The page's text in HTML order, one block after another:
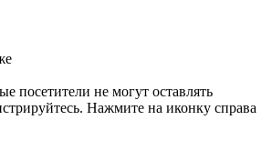
посетители не могут оставлять
Нажмите на иконку справа